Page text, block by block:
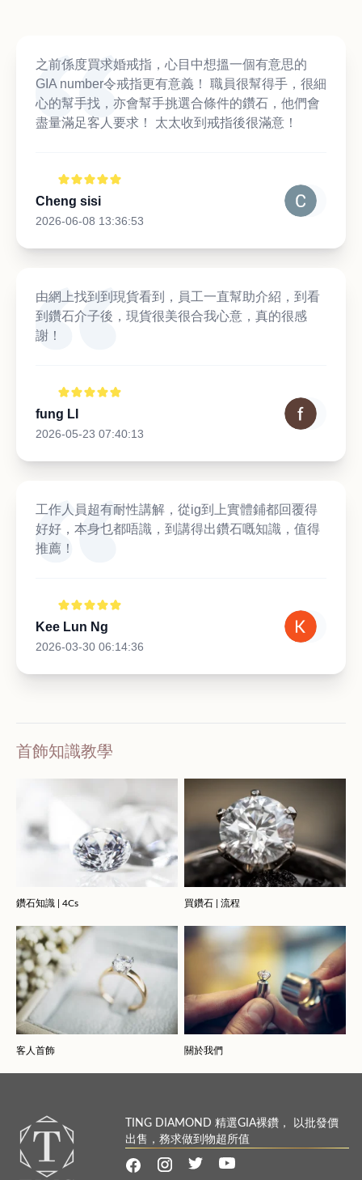
之前係度買求婚戒指，心目中想搵一個有意思的
GIA number令戒指更有意義！ 職員很幫得手，很細
心的幫手找，亦會幫手挑選合條件的鑽石，他們會
盡量滿足客人要求！ 太太收到戒指後很滿意！
Cheng sisi
2026-06-08 13:36:53
由網上找到到現貨看到，員工一直幫助介紹，到看
到鑽石介子後，現貨很美很合我心意，真的很感
謝！
fung LI
2026-05-23 07:40:13
工作人員超有耐性講解，從ig到上實體鋪都回覆得
好好，本身乜都唔識，到講得出鑽石嘅知識，值得
推薦！
Kee Lun Ng
2026-03-30 06:14:36
首飾知識教學
鑽石知識 | 4Cs 買鑽石 | 流程
客人首飾 關於我們
TING DIAMOND 精選GIA裸鑽， 以批發價
出售，務求做到物超所值